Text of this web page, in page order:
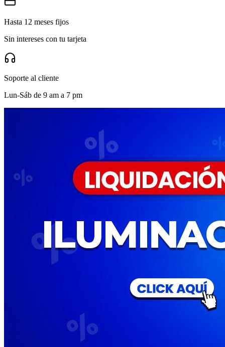
Hasta 12 meses fijos
Sin intereses con tu tarjeta
Soporte al cliente
Lun-Sáb de 9 am a 7 pm